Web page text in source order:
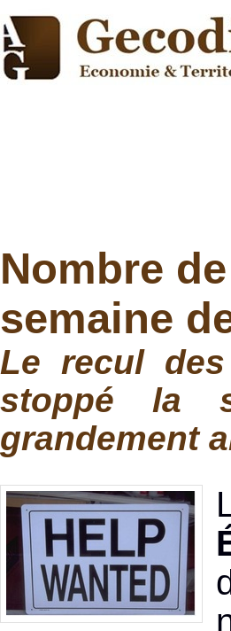
Nombre
semaine
Le recul des
stoppé la
grandement